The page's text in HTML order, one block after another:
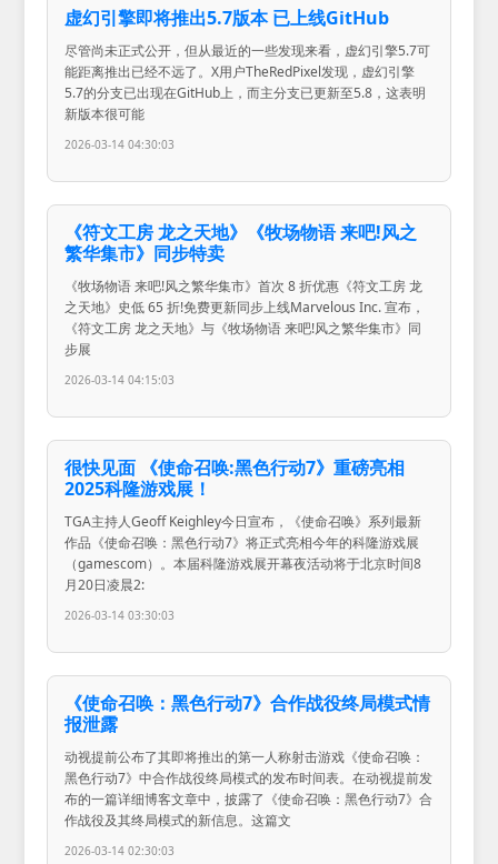
虚幻引擎即将推出5.7版本 已上线GitHub
尽管尚未正式公开，但从最近的一些发现来看，虚幻引擎5.7可
能距离推出已经不远了。X用户TheRedPixel发现，虚幻引擎
5.7的分支已出现在GitHub上，而主分支已更新至5.8，这表明
新版本很可能
2026-03-14 04:30:03
《符文工房 龙之天地》《牧场物语 来吧!风之
繁华集市》同步特卖
《牧场物语 来吧!风之繁华集市》首次 8 折优惠《符文工房 龙
之天地》史低 65 折!免费更新同步上线Marvelous Inc. 宣布，
《符文工房 龙之天地》与《牧场物语 来吧!风之繁华集市》同
步展
2026-03-14 04:15:03
很快见面 《使命召唤:黑色行动7》重磅亮相
2025科隆游戏展！
TGA主持人Geoff Keighley今日宣布，《使命召唤》系列最新
作品《使命召唤：黑色行动7》将正式亮相今年的科隆游戏展
（gamescom）。本届科隆游戏展开幕夜活动将于北京时间8
月20日凌晨2:
2026-03-14 03:30:03
《使命召唤：黑色行动7》合作战役终局模式情
报泄露
动视提前公布了其即将推出的第一人称射击游戏《使命召唤：
黑色行动7》中合作战役终局模式的发布时间表。在动视提前发
布的一篇详细博客文章中，披露了《使命召唤：黑色行动7》合
作战役及其终局模式的新信息。这篇文
2026-03-14 02:30:03